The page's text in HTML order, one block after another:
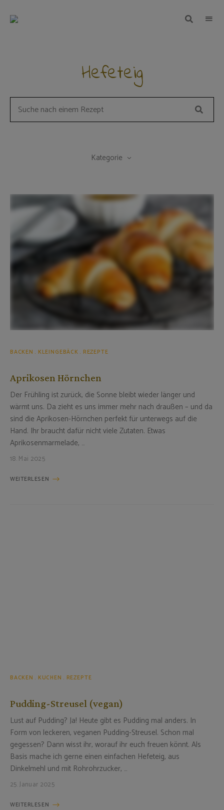
TEIGWUNDER
Backen
Hefeteig
a
Kategorie
BACKEN KLEINGEBÄCK REZEPTE
Aprikosen Hörnchen
Der Frühling ist zurück, die Sonne bleibt wieder länger und
wärmt uns. Da zieht es uns immer mehr nach draußen – und da
sind die Aprikosen-Hörnchen perfekt für unterwegs auf die
Hand. Ihr braucht dafür nicht viele Zutaten. Etwas
Aprikosenmarmelade, …
18. Mai 2025
WEITERLESEN
BACKEN KUCHEN REZEPTE
Pudding-Streusel (vegan)
Lust auf Pudding? Ja! Heute gibt es Pudding mal anders. In
Form von leckeren, veganen Pudding-Streusel. Schon mal
gegessen? Dann wisst ihr, worauf ihr euch freuen könnt. Als
Basis mache ich gerne einen einfachen Hefeteig, aus
Dinkelmehl und mit Rohrohrzucker, …
25. Januar 2025
WEITERLESEN